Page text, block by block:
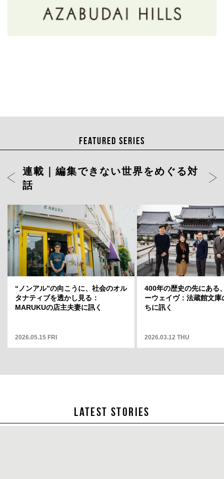
FEATURED SERIES
」店長・
ういう場
こから何
岡山天音に聞く、変容のスリルと変
わらない自分——連載「そこから何
が見えますか」12
2025.05.01 THU
連載｜編集できない世界をめぐる対
話
“ノンアル”の向こうに、社会のオル
タナティブを透かし見る：
MARUKUの店主夫妻に訊く
2026.05.15 FRI
400年の歴史の先にある
ーウェイヴ：法蔵館文庫
ちに訊く
2026.03.12 THU
LATEST STORIES